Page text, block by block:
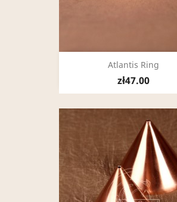
Atlantis Ring
zł47.00